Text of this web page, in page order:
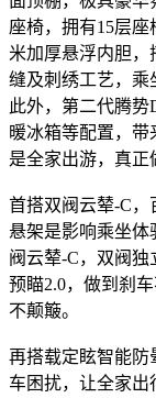
座椅，拥有15层
米加厚悬浮内胆
缝及刺绣工艺，乘
此外，第二代腾势
暖冰箱等配置，
是全家出游，真正
首搭双阀云辇-C
悬架是影响乘坐体
阀云辇-C，双阀
预瞄2.0，做到刹
不颠簸。
再搭载定眩智能防
车困扰，让全家